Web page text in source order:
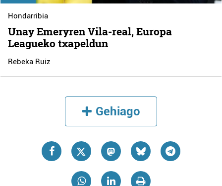
Hondarribia
Unay Emeryren Vila-real, Europa
Leagueko txapeldun
Rebeka Ruiz
Gehiago